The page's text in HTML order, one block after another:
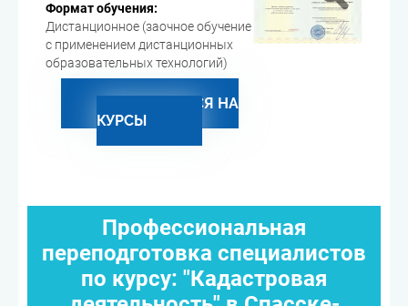
Формат обучения:
Дистанционное (заочное обучение
с применением дистанционных
образовательных технологий)
ЗАПИСАТЬСЯ НА
КУРСЫ
Профессиональная
переподготовка специалистов
по курсу: "Кадастровая